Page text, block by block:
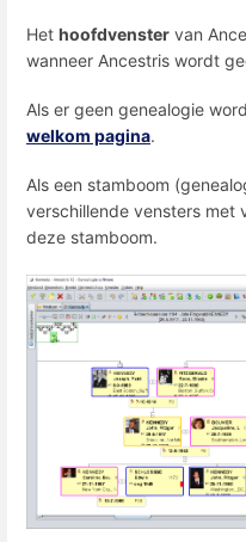
Het hoofdvenster van
wanneer Ancestris wordt
Als er geen genealogie
welkom pagina.
Als een stamboom
verschillende vensters met
deze stamboom.